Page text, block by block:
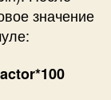
значение